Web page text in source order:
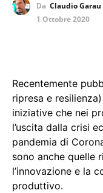
Da Claudio Garau
1 Ottobre 2020
Recentemente
ripresa e
iniziative che nei
l’uscita dalla crisi
pandemia di
sono anche quelle
l’innovazione e la
produttivo.